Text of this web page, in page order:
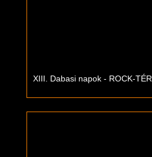
XIII. Dabasi napok - ROCK-TÉR